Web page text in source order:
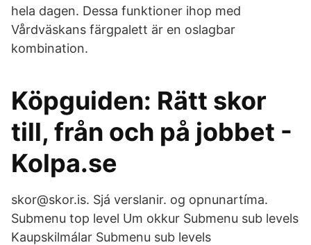
hela dagen. Dessa funktioner ihop med
Vårdväskans färgpalett är en oslagbar
kombination.
​Köpguiden: Rätt skor
till, från och på jobbet -
Kolpa.se
skor@skor.is. Sjá verslanir. og opnunartíma.
Submenu top level Um okkur Submenu sub levels
Kaupskilmálar Submenu sub levels